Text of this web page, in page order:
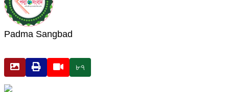
Padma Sangbad
৮৭